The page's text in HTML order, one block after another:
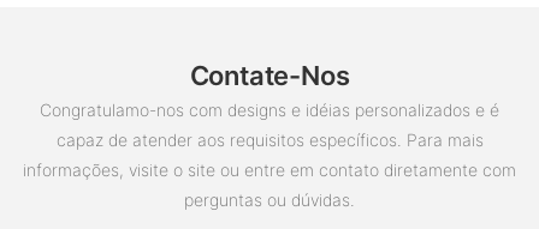
Contate-Nos
Congratulamo-nos com designs e idéias personalizados e é
capaz de atender aos requisitos específicos. Para mais
informações, visite o site ou entre em contato diretamente com
perguntas ou dúvidas.